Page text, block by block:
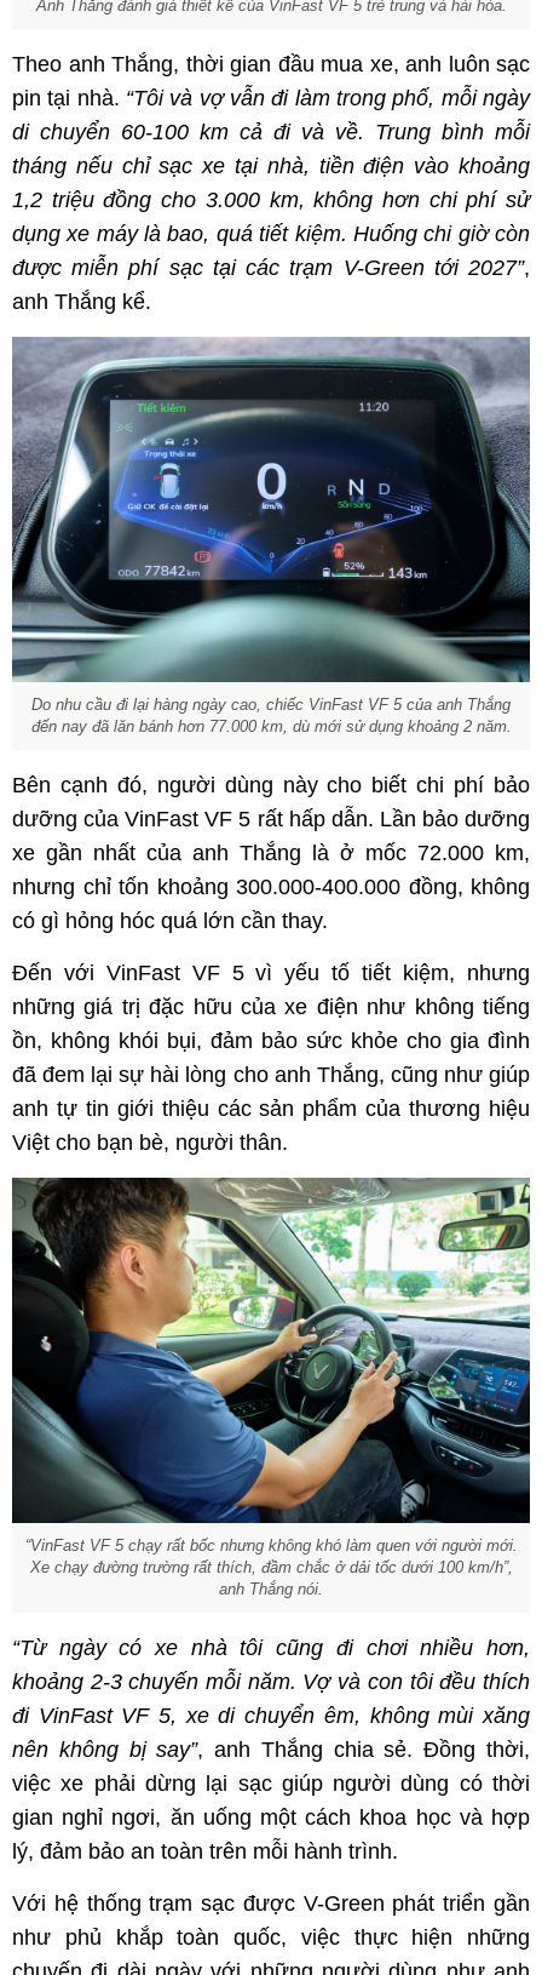
Anh Thắng đánh giá thiết kế của VinFast VF 5 trẻ trung và hài hòa.
Theo anh Thắng, thời gian đầu mua xe, anh luôn sạc
pin tại nhà. “Tôi và vợ vẫn đi làm trong phố, mỗi ngày
di chuyển 60-100 km cả đi và về. Trung bình mỗi
tháng nếu chỉ sạc xe tại nhà, tiền điện vào khoảng
1,2 triệu đồng cho 3.000 km, không hơn chi phí sử
dụng xe máy là bao, quá tiết kiệm. Huống chi giờ còn
được miễn phí sạc tại các trạm V-Greentới 2027”,
anh Thắng kể.
Do nhu cầu đi lại hàng ngày cao, chiếc VinFast VF 5 của anh Thắng
đến nay đã lăn bánh hơn 77.000 km, dù mới sử dụng khoảng 2 năm.
Bên cạnh đó, người dùng này cho biết chi phí bảo
dưỡng của VinFast VF 5 rất hấp dẫn. Lần bảo dưỡng
xe gần nhất của anh Thắng là ở mốc 72.000 km,
nhưng chỉ tốn khoảng 300.000-400.000 đồng, không
có gì hỏng hóc quá lớn cần thay.
Đến với VinFast VF 5 vì yếu tố tiết kiệm, nhưng
những giá trị đặc hữu của xe điện như không tiếng
ồn, không khói bụi, đảm bảo sức khỏe cho gia đình
đã đem lại sự hài lòng cho anh Thắng, cũng như giúp
anh tự tin giới thiệu các sản phẩm của thương hiệu
Việt cho bạn bè, người thân.
“VinFast VF 5 chạy rất bốc nhưng không khó làm quen với người mới.
Xe chạy đường trường rất thích, đầm chắc ở dải tốc dưới 100 km/h”,
anh Thắng nói.
“Từ ngày có xe nhà tôi cũng đi chơi nhiều hơn,
khoảng 2-3 chuyến mỗi năm. Vợ và con tôi đều thích
đi VinFast VF 5, xe di chuyển êm, không mùi xăng
nên không bị say”, anh Thắng chia sẻ. Đồng thời,
việc xe phải dừng lại sạc giúp người dùng có thời
gian nghỉ ngơi, ăn uống một cách khoa học và hợp
lý, đảm bảo an toàn trên mỗi hành trình.
Với hệ thống trạm sạc được V-Green phát triển gần
như phủ khắp toàn quốc, việc thực hiện những